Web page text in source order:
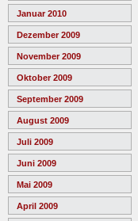
Januar 2010
Dezember 2009
November 2009
Oktober 2009
September 2009
August 2009
Juli 2009
Juni 2009
Mai 2009
April 2009